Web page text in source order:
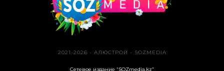
2021-2026 - АЛЮСТРОЙ - SOZMEDIA
Сетевое издание “SOZmedia.kz”